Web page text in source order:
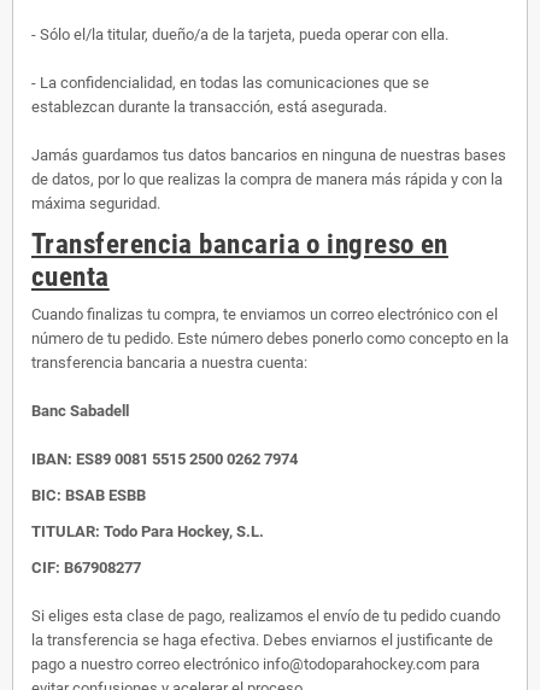
- Sólo el/la titular, dueño/a de la tarjeta, pueda operar con ella.
- La confidencialidad, en todas las comunicaciones que se
establezcan durante la transacción, está asegurada.
Jamás guardamos tus datos bancarios en ninguna de nuestras bases
de datos, por lo que realizas la compra de manera más rápida y con la
máxima seguridad.
Transferencia bancaria o ingreso en
cuenta
Cuando finalizas tu compra, te enviamos un correo electrónico con el
número de tu pedido. Este número debes ponerlo como concepto en la
transferencia bancaria a nuestra cuenta:
Banc Sabadell
IBAN: ES89 0081 5515 2500 0262 7974
BIC: BSAB ESBB
TITULAR: Todo Para Hockey, S.L.
CIF: B67908277
Si eliges esta clase de pago, realizamos el envío de tu pedido cuando
la transferencia se haga efectiva. Debes enviarnos el justificante de
pago a nuestro correo electrónico info@todoparahockey.com para